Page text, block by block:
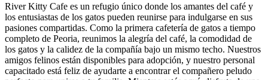
River Kitty Cafe es un refugio único donde los amantes del café y
los entusiastas de los gatos pueden reunirse para indulgarse en sus
pasiones compartidas. Como la primera cafetería de gatos a tiempo
completo de Peoria, reunimos la alegría del café, la comodidad de
los gatos y la calidez de la compañía bajo un mismo techo. Nuestros
amigos felinos están disponibles para adopción, y nuestro personal
capacitado está feliz de ayudarte a encontrar el compañero peludo